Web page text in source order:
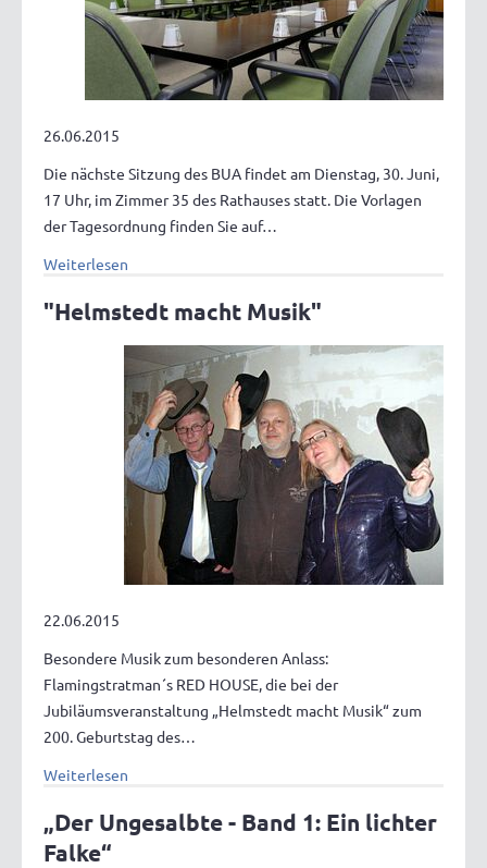
26.06.2015
Die nächste Sitzung des BUA findet am Dienstag, 30. Juni,
17 Uhr, im Zimmer 35 des Rathauses statt. Die Vorlagen
der Tagesordnung finden Sie auf…
Weiterlesen
"Helmstedt macht Musik"
22.06.2015
Besondere Musik zum besonderen Anlass:
Flamingstratman´s RED HOUSE, die bei der
Jubiläumsveranstaltung „Helmstedt macht Musik“ zum
200. Geburtstag des…
Weiterlesen
„Der Ungesalbte - Band 1: Ein lichter
Falke“